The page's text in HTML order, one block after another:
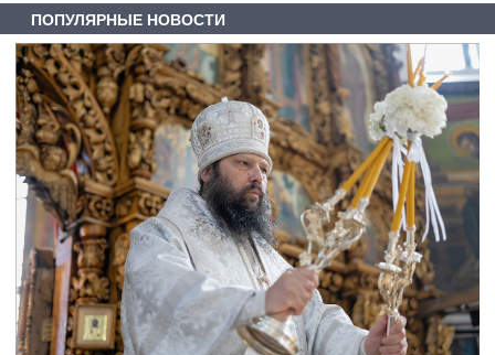
ПОПУЛЯРНЫЕ НОВОСТИ